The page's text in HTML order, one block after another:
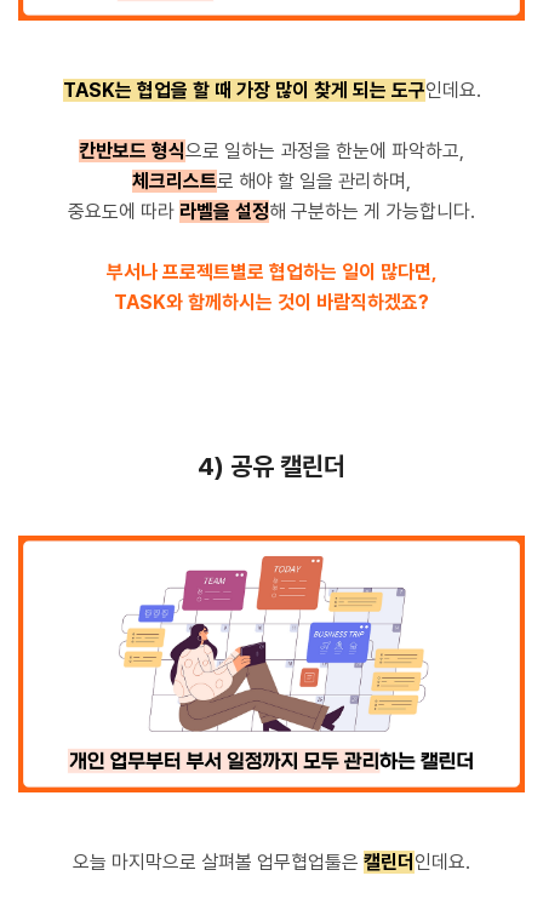
TASK는 협업을 할 때 가장 많이 찾게 되는 도구인데요.
칸반보드 형식으로 일하는 과정을 한눈에 파악하고,
체크리스트로 해야 할 일을 관리하며,
중요도에 따라 라벨을 설정해 구분하는 게 가능합니다.
부서나 프로젝트별로 협업하는 일이 많다면,
TASK와 함께하시는 것이 바람직하겠죠?
4) 공유 캘린더
오늘 마지막으로 살펴볼 업무협업툴은 캘린더 인데요.